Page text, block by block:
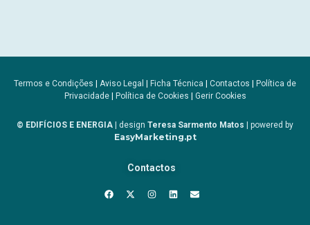
Termos e Condições | Aviso Legal | Ficha Técnica | Contactos | Política de
Privacidade| Política de Cookies | Gerir Cookies
© EDIFÍCIOS E ENERGIA | design Teresa Sarmento Matos | powered by
EasyMarketing.pt
Contactos